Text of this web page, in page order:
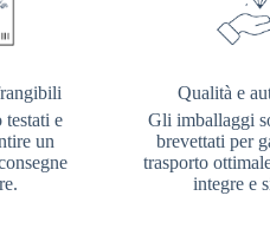
e
un
Qualità e
Gli imballaggi
brevettati per
trasporto
integre e